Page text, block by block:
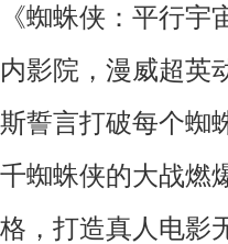
《蜘蛛侠：平行宇
内影院，漫威超英
斯誓言打破每个蜘
千蜘蛛侠的大战燃
格，打造真人电影